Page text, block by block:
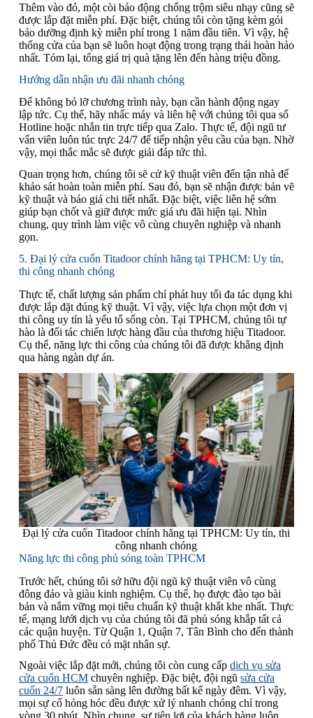
Thêm vào đó, một còi báo động chống trộm siêu nhạy cũng sẽ
được lắp đặt miễn phí. Đặc biệt, chúng tôi còn tặng kèm gói
bảo dưỡng định kỳ miễn phí trong 1 năm đầu tiên. Vì vậy, hệ
thống cửa của bạn sẽ luôn hoạt động trong trạng thái hoàn hảo
nhất. Tóm lại, tổng giá trị quà tặng lên đến hàng triệu đồng.
Hướng dẫn nhận ưu đãi nhanh chóng
Để không bỏ lỡ chương trình này, bạn cần hành động ngay
lập tức. Cụ thể, hãy nhấc máy và liên hệ với chúng tôi qua số
Hotline hoặc nhắn tin trực tiếp qua Zalo. Thực tế, đội ngũ tư
vấn viên luôn túc trực 24/7 để tiếp nhận yêu cầu của bạn. Nhờ
vậy, mọi thắc mắc sẽ được giải đáp tức thì.
Quan trọng hơn, chúng tôi sẽ cử kỹ thuật viên đến tận nhà để
khảo sát hoàn toàn miễn phí. Sau đó, bạn sẽ nhận được bản vẽ
kỹ thuật và báo giá chi tiết nhất. Đặc biệt, việc liên hệ sớm
giúp bạn chốt và giữ được mức giá ưu đãi hiện tại. Nhìn
chung, quy trình làm việc vô cùng chuyên nghiệp và nhanh
gọn.
5. Đại lý cửa cuốn Titadoor chính hãng tại TPHCM: Uy tín,
thi công nhanh chóng
Thực tế, chất lượng sản phẩm chỉ phát huy tối đa tác dụng khi
được lắp đặt đúng kỹ thuật. Vì vậy, việc lựa chọn một đơn vị
thi công uy tín là yếu tố sống còn. Tại TPHCM, chúng tôi tự
hào là đối tác chiến lược hàng đầu của thương hiệu Titadoor.
Cụ thể, năng lực thi công của chúng tôi đã được khẳng định
qua hàng ngàn dự án.
Đại lý cửa cuốn Titadoor chính hãng tại TPHCM: Uy tín, thi
công nhanh chóng
Năng lực thi công phủ sóng toàn TPHCM
Trước hết, chúng tôi sở hữu đội ngũ kỹ thuật viên vô cùng
đông đảo và giàu kinh nghiệm. Cụ thể, họ được đào tạo bài
bản và nắm vững mọi tiêu chuẩn kỹ thuật khắt khe nhất. Thực
tế, mạng lưới dịch vụ của chúng tôi đã phủ sóng khắp tất cả
các quận huyện. Từ Quận 1, Quận 7, Tân Bình cho đến thành
phố Thủ Đức đều có mặt nhân sự.
Ngoài việc lắp đặt mới, chúng tôi còn cung cấp dịch vụ sửa
cửa cuốn HCMchuyên nghiệp. Đặc biệt, đội ngũ sửa cửa
cuốn 24/7luôn sẵn sàng lên đường bất kể ngày đêm. Vì vậy,
mọi sự cố hỏng hóc đều được xử lý nhanh chóng chỉ trong